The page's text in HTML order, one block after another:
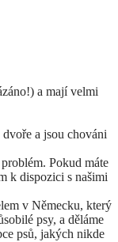
a mají velmi
a jsou chováni
Pokud máte
k dispozici s našimi
v Německu, který
psy, a děláme
psů, jakých nikde